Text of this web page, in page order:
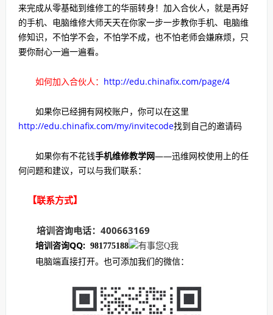
来完成从零基础到维修工的华丽转身！加入合伙人，就是再好
的手机、电脑维修大师天天在你家一步一步教你手机、电脑维
修知识，不怕学不会，不怕学不成，也不怕老师会嫌麻烦，只
要你耐心一遍一遍看。
如何加入合伙人： http://edu.chinafix.com/page/4
如果你已经拥有网校账户，你可以在这里
http://edu.chinafix.com/my/invitecode找到自己的邀请码
如果你有不花钱手机维修教学网——迅维网校使用上的任
何问题和建议，可以与我们联系：
【联系方式】
培训咨询电话：400663169
培训咨询QQ: 981775188
电脑端直接打开。 也可添加我们的微信：